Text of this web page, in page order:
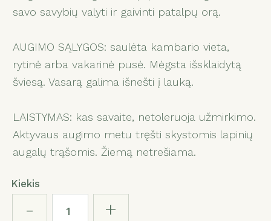
savo savybių valyti ir gaivinti patalpų orą.
AUGIMO SĄLYGOS: saulėta kambario vieta,
rytinė arba vakarinė pusė. Mėgsta išsklaidytą
šviesą. Vasarą galima išnešti į lauką.
LAISTYMAS: kas savaite, netoleruoja užmirkimo.
Aktyvaus augimo metu tręšti skystomis lapinių
augalų trąšomis. Žiemą netrešiama.
Kiekis
- +